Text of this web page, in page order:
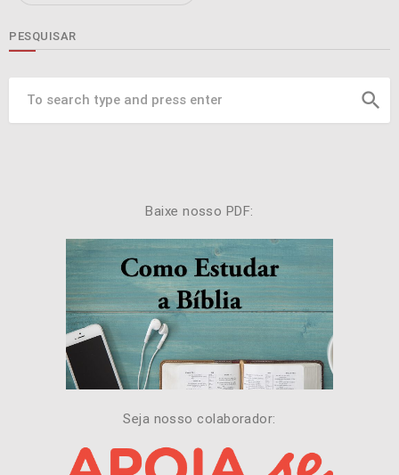
PESQUISAR
search
Baixe nosso PDF:
Seja nosso colaborador: